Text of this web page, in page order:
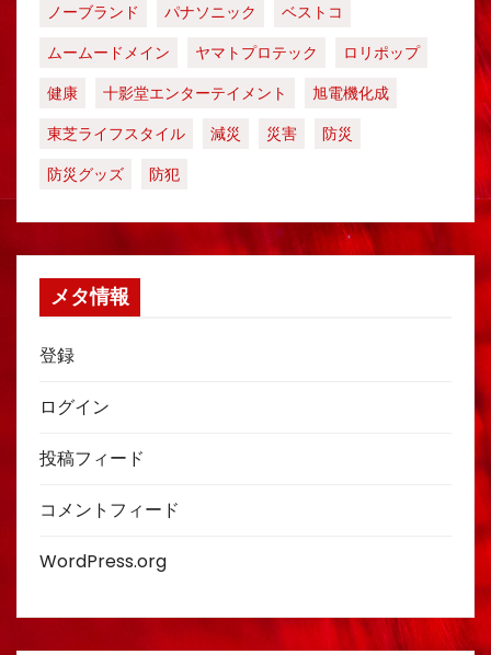
ノーブランド
パナソニック
ベストコ
ムームードメイン
ヤマトプロテック
ロリポップ
健康
十影堂エンターテイメント
旭電機化成
東芝ライフスタイル
減災 災害
防災
防災グッズ
防犯
メタ情報
登録
ログイン
投稿フィード
コメントフィード
WordPress.org